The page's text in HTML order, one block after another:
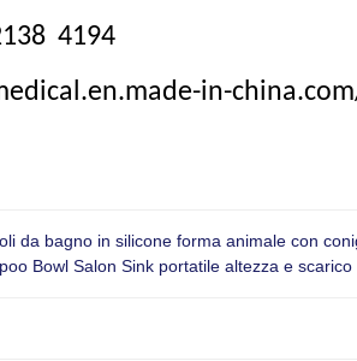
4194
in-
da bagno in silicone forma animale con
Bowl Salon Sink portatile altezza e